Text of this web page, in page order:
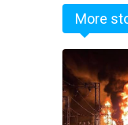
More